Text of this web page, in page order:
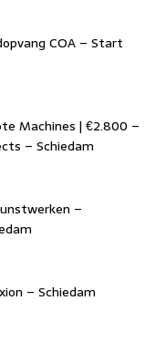
COA – Start
Machines | €2.800 –
– Schiedam
–
– Schiedam